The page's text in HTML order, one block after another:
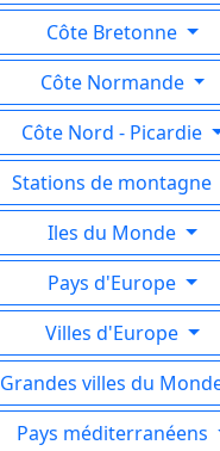
Côte Bretonne
Côte Normande
Côte Nord - Picardie
Stations de montagne
Iles du Monde
Pays d'Europe
Villes d'Europe
Grandes villes du
Pays méditerranéens